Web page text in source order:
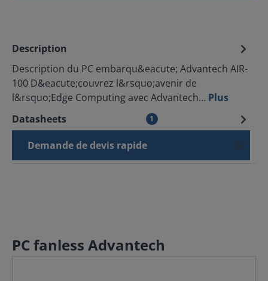
Description
Description du PC embarqu&eacute; Advantech AIR-
100 D&eacute;couvrez l&rsquo;avenir de
l&rsquo;Edge Computing avec Advantech… Plus
Datasheets
1
Demande de devis rapide
PC fanless Advantech